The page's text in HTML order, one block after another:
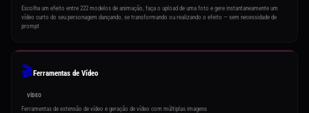
Escolha um efeito entre 222 modelos de animação, faça o upload de uma foto e gere instantaneamente um
vídeo curto do seu personagem dançando, se transformando ou realizando o efeito — sem necessidade de
prompt
🎬Ferramentas de Vídeo
VÍDEO
Ferramentas de extensão de vídeo e geração de vídeo com múltiplas imagens